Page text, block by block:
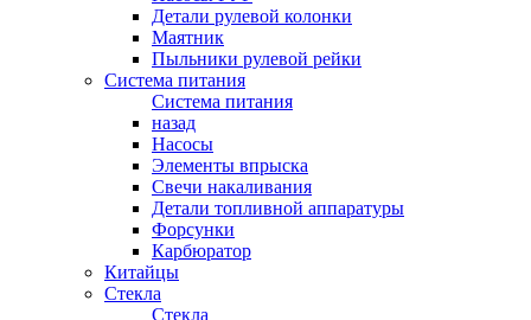
Детали рулевой колонки
Маятник
Пыльники рулевой рейки
Система питания
Система питания
назад
Насосы
Элементы впрыска
Свечи накаливания
Детали топливной аппаратуры
Форсунки
Карбюратор
Китайцы
Стекла
Стекла